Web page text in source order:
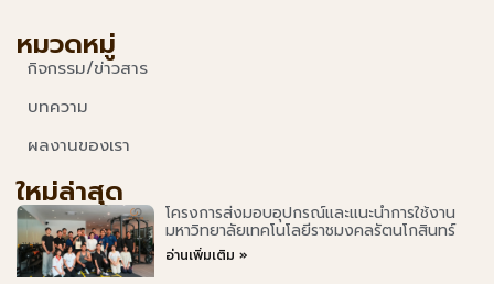
หมวดหมู่
กิจกรรม/ข่าวสาร
บทความ
ผลงานของเรา
ใหม่ล่าสุด
โครงการส่งมอบอุปกรณ์และแนะนำการใช้งาน
มหาวิทยาลัยเทคโนโลยีราชมงคลรัตนโกสินทร์
อ่านเพิ่มเติม »